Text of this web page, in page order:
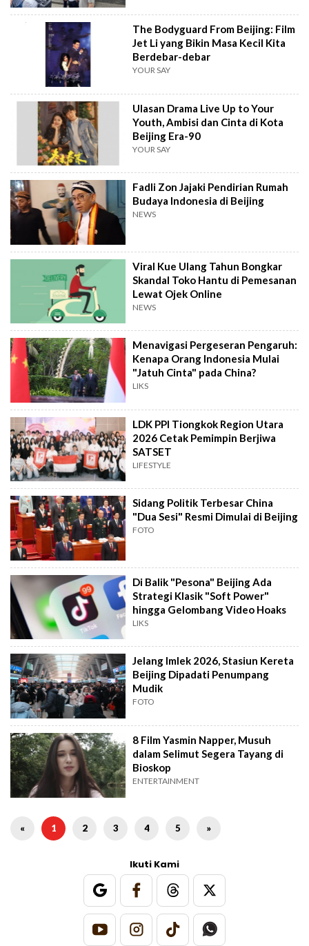
The Bodyguard From Beijing: Film
Jet Li yang Bikin Masa Kecil Kita
Berdebar-debar
YOUR SAY
Ulasan Drama Live Up to Your
Youth, Ambisi dan Cinta di Kota
Beijing Era-90
YOUR SAY
Fadli Zon Jajaki Pendirian Rumah
Budaya Indonesia di Beijing
NEWS
Viral Kue Ulang Tahun Bongkar
Skandal Toko Hantu di Pemesanan
Lewat Ojek Online
NEWS
Menavigasi Pergeseran Pengaruh:
Kenapa Orang Indonesia Mulai
"Jatuh Cinta" pada China?
LIKS
LDK PPI Tiongkok Region Utara
2026 Cetak Pemimpin Berjiwa
SATSET
LIFESTYLE
Sidang Politik Terbesar China
"Dua Sesi" Resmi Dimulai di Beijing
FOTO
Di Balik "Pesona" Beijing Ada
Strategi Klasik "Soft Power"
hingga Gelombang Video Hoaks
LIKS
Jelang Imlek 2026, Stasiun Kereta
Beijing Dipadati Penumpang
Mudik
FOTO
8 Film Yasmin Napper, Musuh
dalam Selimut Segera Tayang di
Bioskop
ENTERTAINMENT
« 1 2 3 4 5 »
Ikuti Kami